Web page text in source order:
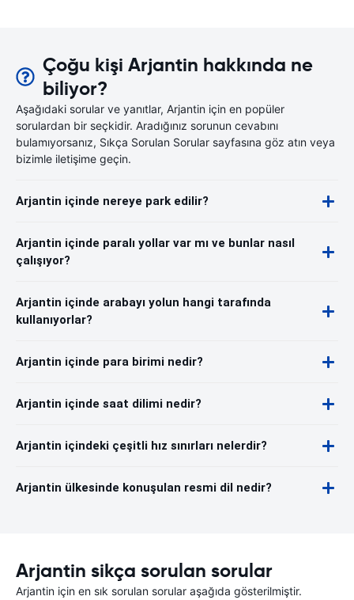
Çoğu kişi Arjantin hakkında ne
biliyor?
Aşağıdaki sorular ve yanıtlar, Arjantin için en popüler
sorulardan bir seçkidir. Aradığınız sorunun cevabını
bulamıyorsanız, Sıkça Sorulan Sorular sayfasına göz atın veya
bizimle iletişime geçin.
Arjantin içinde nereye park edilir?
Arjantin içinde paralı yollar var mı ve bunlar nasıl
çalışıyor?
Arjantin içinde arabayı yolun hangi tarafında
kullanıyorlar?
Arjantin içinde para birimi nedir?
Arjantin içinde saat dilimi nedir?
Arjantin içindeki çeşitli hız sınırları nelerdir?
Arjantin ülkesinde konuşulan resmi dil nedir?
Arjantin sikça sorulan sorular
Arjantin için en sık sorulan sorular aşağıda gösterilmiştir.